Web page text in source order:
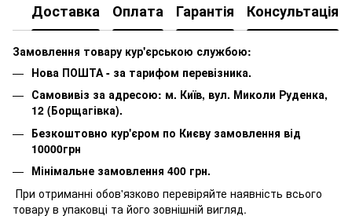
Доставка Оплата Гарантія Консультація
Замовлення товару кур'єрською службою:
Нова ПОШТА - за тарифом перевізника.
Самовивіз за адресою: м. Київ, вул. Миколи Руденка,
12 (Борщагівка).
Безкоштовно кур'єром по Києву замовлення від
10000грн
Мінімальне замовлення 400 грн.
При отриманні обов'язково перевіряйте наявність всього
товару в упаковці та його зовнішній вигляд.